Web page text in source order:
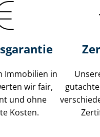
Immobilien in
wir fair,
und ohne
Kosten.